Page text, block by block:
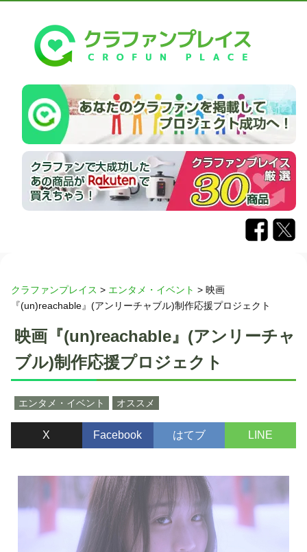
クラファンプレイス > エンタメ・イベント > 映画
『(un)reachable』(アンリーチャブル)制作応援プロジェクト
映画『(un)reachable』(アンリーチャ
ブル)制作応援プロジェクト
エンタメ・イベント オススメ
X Facebook はてブ LINE